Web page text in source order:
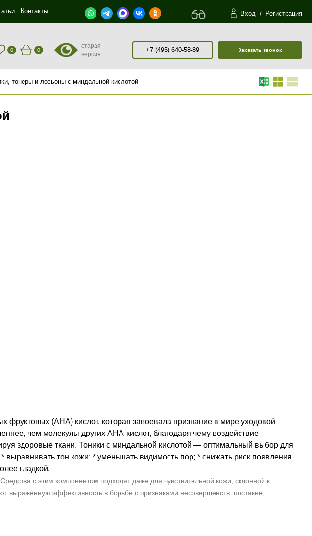
Контакты Вход / Регистрация
0 0
старая
версия
+7 (495) 640-58-89 Заказать звонок
тонеры и лосьоны с миндальной кислотой
фруктовых (АНА) кислот, которая завоевала признание в мире уходовой
чем молекулы других АНА‑кислот, благодаря чему воздействие
здоровые ткани. Тоники с миндальной кислотой — оптимальный выбор для
выравнивать тон кожи; * уменьшать видимость пор; * снижать риск появления
гладкой.
с этим компонентом подходят даже для чувствительной кожи, склонной к
эффективность в борьбе с признаками несовершенств: постакне,